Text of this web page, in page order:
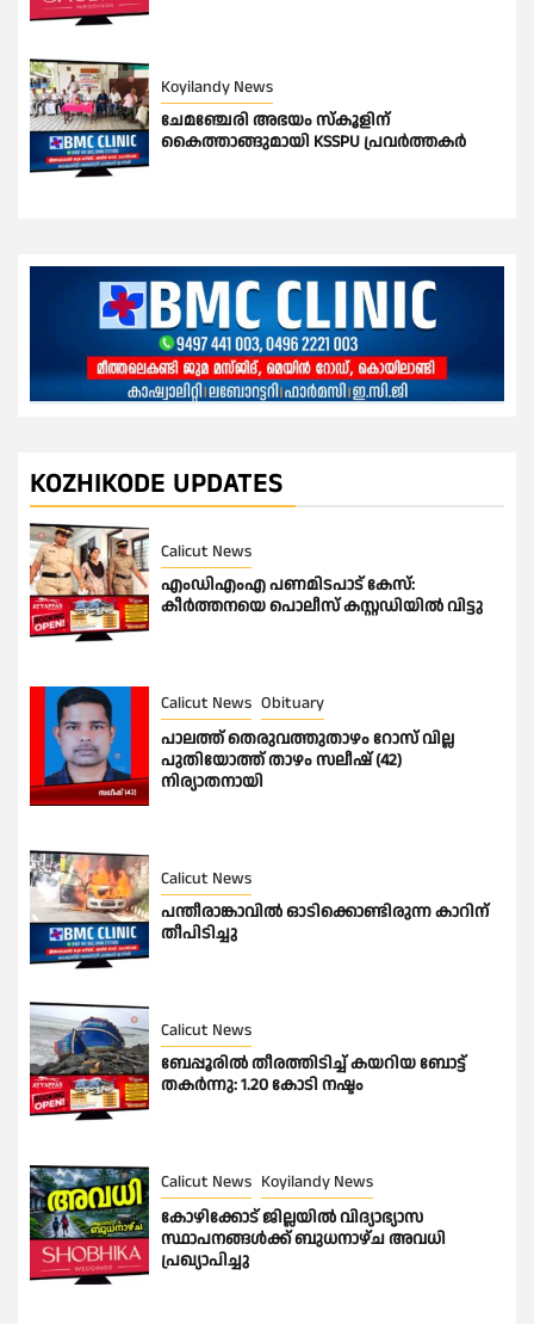
Koyilandy News
ചേമഞ്ചേരി അഭയം സ്കൂളിന്
കൈത്താങ്ങുമായി KSSPU പ്രവർത്തകർ
KOZHIKODE UPDATES
Calicut News
എംഡിഎംഎ പണമിടപാട് കേസ്:
കീർത്തനയെ പൊലീസ് കസ്റ്റഡിയിൽ വിട്ടു
Calicut News Obituary
പാലത്ത് തെരുവത്തുതാഴം റോസ് വില്ല
പുതിയോത്ത് താഴം സലീഷ് (42)
നിര്യാതനായി
Calicut News
പന്തീരാങ്കാവിൽ ഓടിക്കൊണ്ടിരുന്ന കാറിന്
തീപിടിച്ചു
Calicut News
ബേപ്പൂരിൽ തീരത്തിടിച്ച് കയറിയ ബോട്ട്
തകർന്നു: 1.20 കോടി നഷ്ടം
Calicut News Koyilandy News
കോഴിക്കോട് ജില്ലയിൽ വിദ്യാഭ്യാസ
സ്ഥാപനങ്ങൾക്ക് ബുധനാഴ്ച അവധി
പ്രഖ്യാപിച്ചു